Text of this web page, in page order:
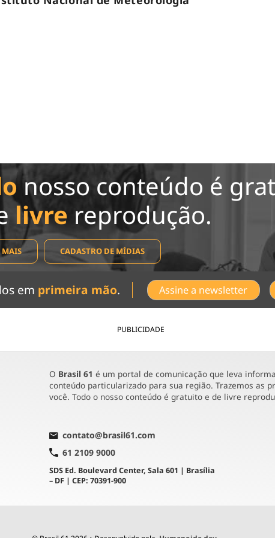
nosso conteúdo é
livre reprodução.
MAIS CADASTRO DE MÍDIAS
em primeira mão. Assine a newsletter
PUBLICIDADE
O Brasil 61 é um portal de comunicação que leva
conteúdo particularizado para sua região. Trazemos as
você. Todo o nosso conteúdo é gratuito e de livre
contato@brasil61.com
61 2109 9000
SDS Ed. Boulevard Center, Sala 601 | Brasília
– DF | CEP: 70391-900